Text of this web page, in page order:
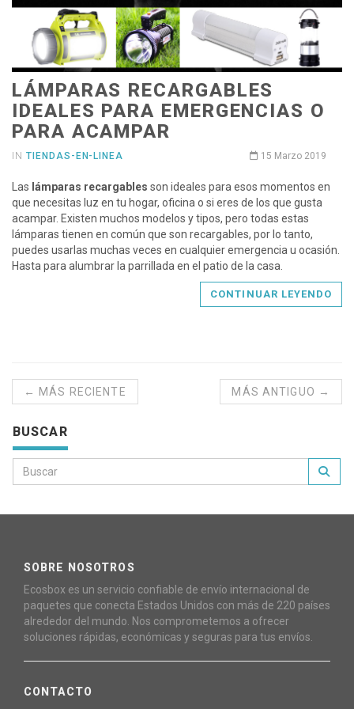
LÁMPARAS RECARGABLES
IDEALES PARA EMERGENCIAS O
PARA ACAMPAR
IN TIENDAS-EN-LINEA 15 Marzo 2019
Las lámparas recargables son ideales para esos momentos en
que necesitas luz en tu hogar, oficina o si eres de los que gusta
acampar. Existen muchos modelos y tipos, pero todas estas
lámparas tienen en común que son recargables, por lo tanto,
puedes usarlas muchas veces en cualquier emergencia u ocasión.
Hasta para alumbrar la parrillada en el patio de la casa.
CONTINUAR LEYENDO
← MÁS RECIENTE MÁS ANTIGUO →
BUSCAR
SOBRE NOSOTROS
Ecosbox es un servicio confiable de envío internacional de
paquetes que conecta Estados Unidos con más de 220 países
alrededor del mundo. Nos comprometemos a ofrecer
soluciones rápidas, económicas y seguras para tus envíos.
CONTACTO